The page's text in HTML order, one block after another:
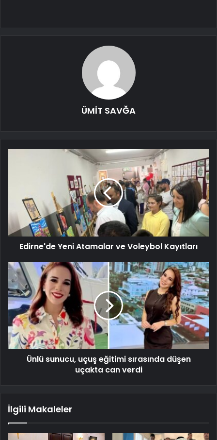
ÜMİT SAVĞA
Edirne'de Yeni Atamalar ve Voleybol Kayıtları
Ünlü sunucu, uçuş eğitimi sırasında düşen
uçakta can verdi
İlgili Makaleler